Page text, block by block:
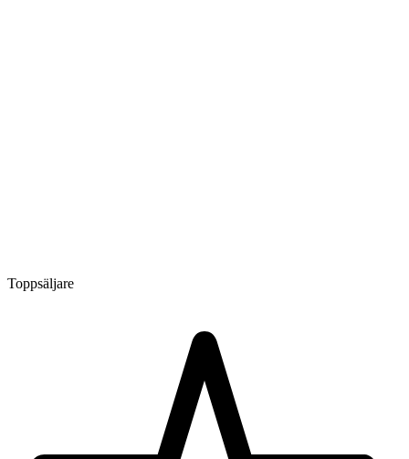
Toppsäljare